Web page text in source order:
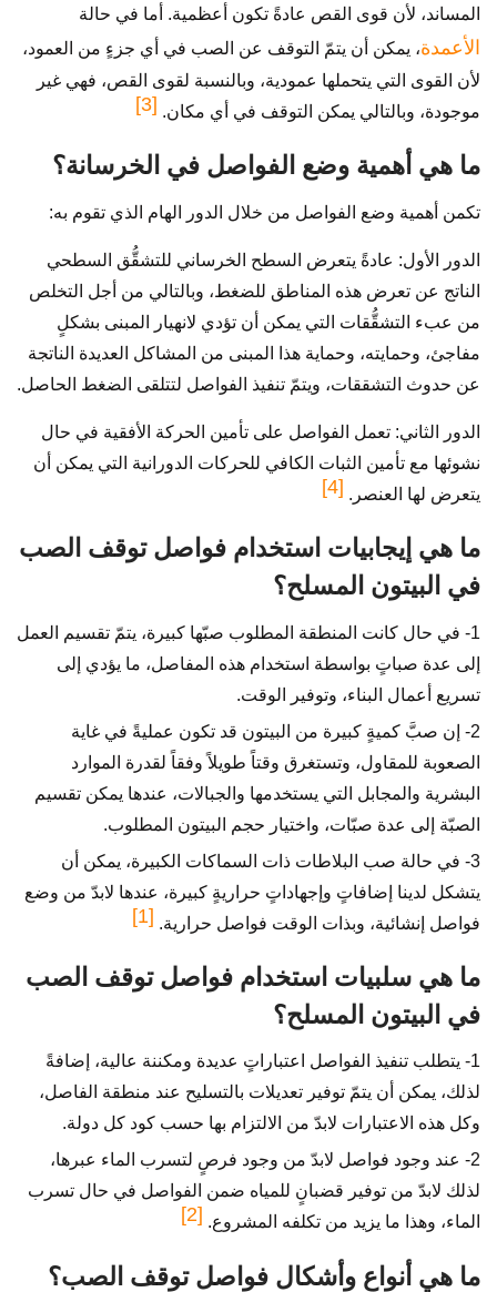
المساند، لأن قوى القص عادةً تكون أعظمية. أما في حالة
الأعمدة، يمكن أن يتمّ التوقف عن الصب في أي جزءٍ من العمود،
لأن القوى التي يتحملها عمودية، وبالنسبة لقوى القص، فهي غير
موجودة، وبالتالي يمكن التوقف في أي مكان. [3]
ما هي أهمية وضع الفواصل في الخرسانة؟
تكمن أهمية وضع الفواصل من خلال الدور الهام الذي تقوم به:
الدور الأول: عادةً يتعرض السطح الخرساني للتشقُّق السطحي
الناتج عن تعرض هذه المناطق للضغط، وبالتالي من أجل التخلص
من عبء التشقُّقات التي يمكن أن تؤدي لانهيار المبنى بشكلٍ
مفاجئ، وحمايته، وحماية هذا المبنى من المشاكل العديدة الناتجة
عن حدوث التشققات، ويتمّ تنفيذ الفواصل لتتلقى الضغط الحاصل.
الدور الثاني: تعمل الفواصل على تأمين الحركة الأفقية في حال
نشوئها مع تأمين الثبات الكافي للحركات الدورانية التي يمكن أن
يتعرض لها العنصر. [4]
ما هي إيجابيات استخدام فواصل توقف الصب
في البيتون المسلح؟
1- في حال كانت المنطقة المطلوب صبّها كبيرة، يتمّ تقسيم العمل
إلى عدة صباتٍ بواسطة استخدام هذه المفاصل، ما يؤدي إلى
تسريع أعمال البناء، وتوفير الوقت.
2- إن صبَّ كميةٍ كبيرة من البيتون قد تكون عمليةً في غاية
الصعوبة للمقاول، وتستغرق وقتاً طويلاً وفقاً لقدرة الموارد
البشرية والمجابل التي يستخدمها والجبالات، عندها يمكن تقسيم
الصبّة إلى عدة صبّات، واختيار حجم البيتون المطلوب.
3- في حالة صب البلاطات ذات السماكات الكبيرة، يمكن أن
يتشكل لدينا إضافاتٍ وإجهاداتٍ حراريةٍ كبيرة، عندها لابدّ من وضع
فواصل إنشائية، وبذات الوقت فواصل حرارية. [1]
ما هي سلبيات استخدام فواصل توقف الصب
في البيتون المسلح؟
1- يتطلب تنفيذ الفواصل اعتباراتٍ عديدة ومكننة عالية، إضافةً
لذلك، يمكن أن يتمّ توفير تعديلات بالتسليح عند منطقة الفاصل،
وكل هذه الاعتبارات لابدّ من الالتزام بها حسب كود كل دولة.
2- عند وجود فواصل لابدّ من وجود فرصٍ لتسرب الماء عبرها،
لذلك لابدّ من توفير قضبانٍ للمياه ضمن الفواصل في حال تسرب
الماء، وهذا ما يزيد من تكلفه المشروع. [2]
ما هي أنواع وأشكال فواصل توقف الصب؟